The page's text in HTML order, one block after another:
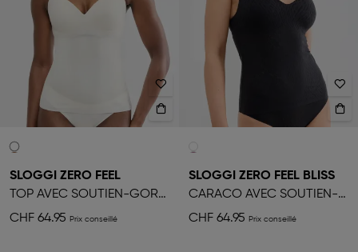
SLOGGI ZERO FEEL
TOP AVEC SOUTIEN-GORGE LIFT-UP
CHF 64.95
SLOGGI ZERO FEEL BLISS
CARACO AVEC SOUTIEN-GORGE PUSH-UP
CHF 64.95